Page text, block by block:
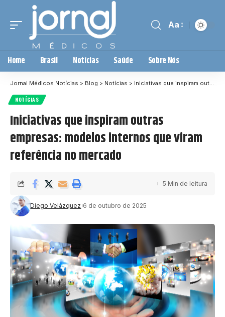
Aa
Home Brasil Notícias Saúde Sobre Nós
Jornal Médicos Notícias > Blog > Notícias > Iniciativas que inspiram outras empresas: modelos internos que viram referência no mercado
NOTÍCIAS
Iniciativas que inspiram outras
empresas: modelos internos que viram
referência no mercado
Diego Velázquez 6 de outubro de 2025
5 Min de leitura